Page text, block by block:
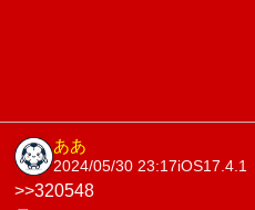
ああ
2024/05/30 23:17iOS17.4.1
>>320548